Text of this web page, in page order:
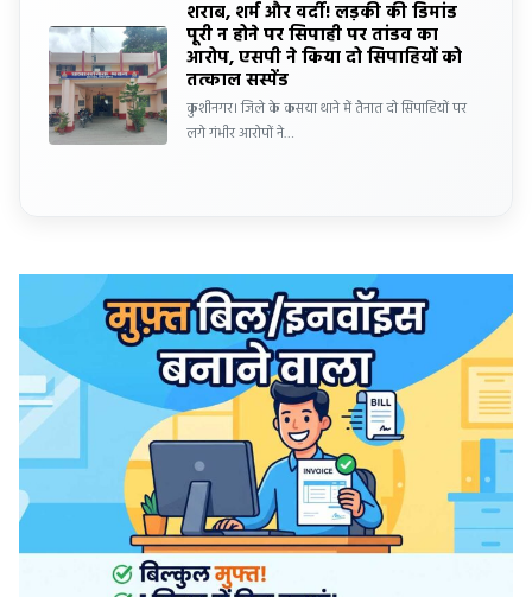
शराब, शर्म और वर्दी! लड़की की डिमांड
पूरी न होने पर सिपाही पर तांडव का
आरोप, एसपी ने किया दो सिपाहियों को
तत्काल सस्पेंड
कुशीनगर। जिले के कसया थाने में तैनात दो सिपाहियों पर
लगे गंभीर आरोपों ने…